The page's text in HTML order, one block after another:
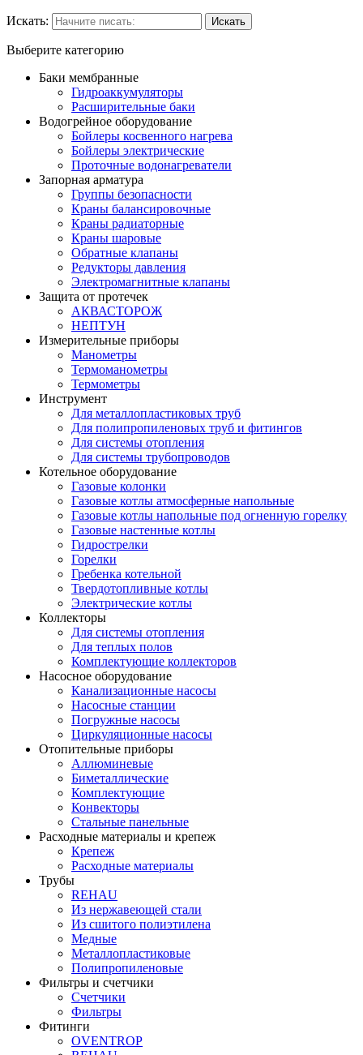
Искать:
Выберите категорию
Баки мембранные
Гидроаккумуляторы
Расширительные баки
Водогрейное оборудование
Бойлеры косвенного нагрева
Бойлеры электрические
Проточные водонагреватели
Запорная арматура
Группы безопасности
Краны балансировочные
Краны радиаторные
Краны шаровые
Обратные клапаны
Редукторы давления
Электромагнитные клапаны
Защита от протечек
АКВАСТОРОЖ
НЕПТУН
Измерительные приборы
Манометры
Термоманометры
Термометры
Инструмент
Для металлопластиковых труб
Для полипропиленовых труб и фитингов
Для системы отопления
Для системы трубопроводов
Котельное оборудование
Газовые колонки
Газовые котлы атмосферные напольные
Газовые котлы напольные под огненную горелку
Газовые настенные котлы
Гидрострелки
Горелки
Гребенка котельной
Твердотопливные котлы
Электрические котлы
Коллекторы
Для системы отопления
Для теплых полов
Комплектующие коллекторов
Насосное оборудование
Канализационные насосы
Насосные станции
Погружные насосы
Циркуляционные насосы
Отопительные приборы
Аллюминевые
Биметаллические
Комплектующие
Конвекторы
Стальные панельные
Расходные материалы и крепеж
Крепеж
Расходные материалы
Трубы
REHAU
Из нержавеющей стали
Из сшитого полиэтилена
Медные
Металлопластиковые
Полипропиленовые
Фильтры и счетчики
Счетчики
Фильтры
Фитинги
OVENTROP